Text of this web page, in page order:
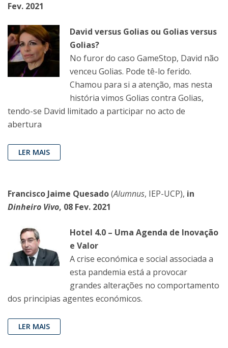
Fev. 2021
David versus Golias ou Golias versus
Golias?
No furor do caso GameStop, David não
venceu Golias. Pode tê-lo ferido.
Chamou para si a atenção, mas nesta
história vimos Golias contra Golias,
tendo-se David limitado a participar no acto de
abertura
LER MAIS
Francisco Jaime Quesado(Alumnus, IEP-UCP), in
Dinheiro Vivo, 08 Fev. 2021
Hotel 4.0 – Uma Agenda de Inovação
e Valor
A crise económica e social associada a
esta pandemia está a provocar
grandes alterações no comportamento
dos principias agentes económicos.
LER MAIS